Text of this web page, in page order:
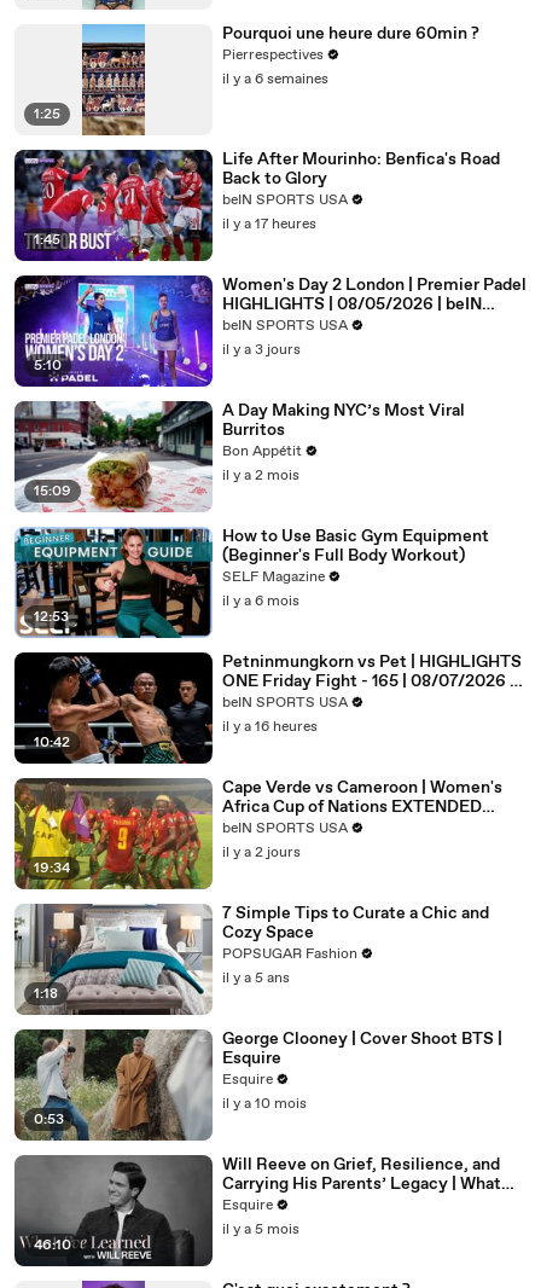
1:25
Pourquoi une heure dure 60min ?
Pierrespectives
il y a 6 semaines
1:45
Life After Mourinho: Benfica's Road
Back to Glory
beIN SPORTS USA
il y a 17 heures
5:10
Women's Day 2 London | Premier Padel
HIGHLIGHTS | 08/05/2026 | beIN
SPORTS USA
beIN SPORTS USA
il y a 3 jours
15:09
A Day Making NYC’s Most Viral
Burritos
Bon Appétit
il y a 2 mois
12:53
How to Use Basic Gym Equipment
(Beginner's Full Body Workout)
SELF Magazine
il y a 6 mois
10:42
Petninmungkorn vs Pet | HIGHLIGHTS
ONE Friday Fight - 165 | 08/07/2026 |
beIN SPORTS USA
beIN SPORTS USA
il y a 16 heures
19:34
Cape Verde vs Cameroon | Women's
Africa Cup of Nations EXTENDED
HIGHLIGHTS | 08062026 |
beINSportsUSA
beIN SPORTS USA
il y a 2 jours
1:18
7 Simple Tips to Curate a Chic and
Cozy Space
POPSUGAR Fashion
il y a 5 ans
0:53
George Clooney | Cover Shoot BTS |
Esquire
Esquire
il y a 10 mois
46:10
Will Reeve on Grief, Resilience, and
Carrying His Parents’ Legacy | What
I’ve Learned | Esquire
Esquire
il y a 5 mois